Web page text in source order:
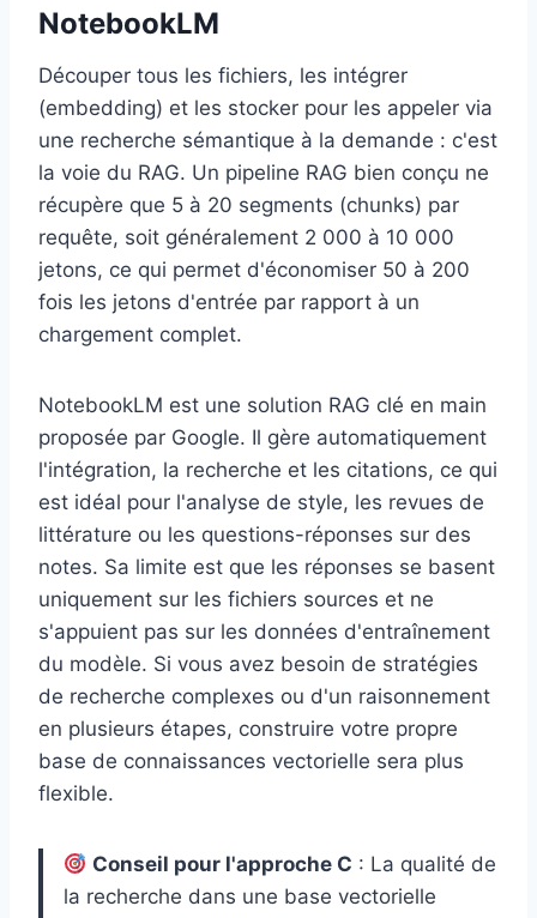
NotebookLM
Découper tous les fichiers, les intégrer
(embedding) et les stocker pour les appeler via
une recherche sémantique à la demande : c'est
la voie du RAG. Un pipeline RAG bien conçu ne
récupère que 5 à 20 segments (chunks) par
requête, soit généralement 2 000 à 10 000
jetons, ce qui permet d'économiser 50 à 200
fois les jetons d'entrée par rapport à un
chargement complet.
NotebookLM est une solution RAG clé en main
proposée par Google. Il gère automatiquement
l'intégration, la recherche et les citations, ce qui
est idéal pour l'analyse de style, les revues de
littérature ou les questions-réponses sur des
notes. Sa limite est que les réponses se basent
uniquement sur les fichiers sources et ne
s'appuient pas sur les données d'entraînement
du modèle. Si vous avez besoin de stratégies
de recherche complexes ou d'un raisonnement
en plusieurs étapes, construire votre propre
base de connaissances vectorielle sera plus
flexible.
Conseil pour l'approche C : La qualité de
la recherche dans une base vectorielle